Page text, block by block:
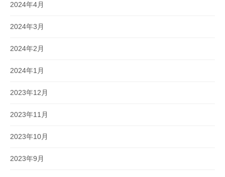
2024年4月
2024年3月
2024年2月
2024年1月
2023年12月
2023年11月
2023年10月
2023年9月